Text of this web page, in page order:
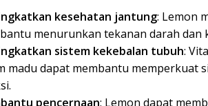
kesehatan jantung: Lemon
menurunkan tekanan darah dan
sistem kekebalan tubuh:
madu dapat membantu memperkuat
pencernaan: Lemon dapat